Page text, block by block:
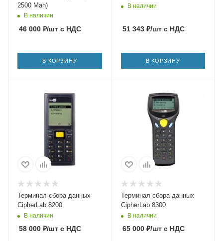
2500 Mah)
В наличии
46 000 ₽/шт с НДС
В КОРЗИНУ
В наличии
51 343₽/штс НДС
В КОРЗИНУ
Терминал сбора данных
CipherLab 8200
В наличии
58 000 ₽/шт с НДС
Терминал сбора данных
CipherLab 8300
В наличии
65 000₽/штс НДС